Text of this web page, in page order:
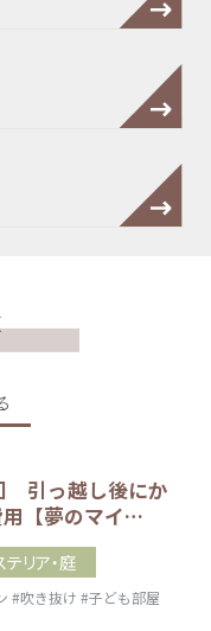
引っ越し後にか
【夢のマイ…
テリア・庭
#吹き抜け #子ども部屋